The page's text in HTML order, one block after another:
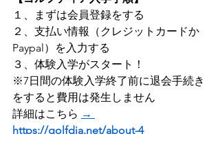
１、まずは会員登録をする ​
２、支払い情報（クレジットカードか
Paypal）を入力する
３、体験入学がスタート！
※7日間の体験入学終了前に退会手続き
をすると費用は発生しません
詳細はこちら →
https://golfdia.net/about-4